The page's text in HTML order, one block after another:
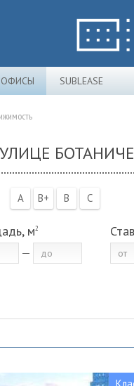
ОФИСЫ SUBLEASE
A B+ B C
м2